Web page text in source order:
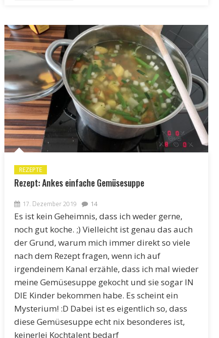
REZEPTE
Rezept: Ankes einfache Gemüsesuppe
17. Dezember 2019 14
Es ist kein Geheimnis, dass ich weder gerne,
noch gut koche. ;) Vielleicht ist genau das auch
der Grund, warum mich immer direkt so viele
nach dem Rezept fragen, wenn ich auf
irgendeinem Kanal erzähle, dass ich mal wieder
meine Gemüsesuppe gekocht und sie sogar IN
DIE Kinder bekommen habe. Es scheint ein
Mysterium! :D Dabei ist es eigentlich so, dass
diese Gemüsesuppe echt nix besonderes ist,
keinerlei Kochtalent bedarf